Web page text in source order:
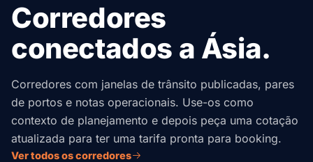
Corredores
conectados a Ásia.
Corredores com janelas de trânsito publicadas, pares
de portos e notas operacionais. Use-os como
contexto de planejamento e depois peça uma cotação
atualizada para ter uma tarifa pronta para booking.
Ver todos os corredores